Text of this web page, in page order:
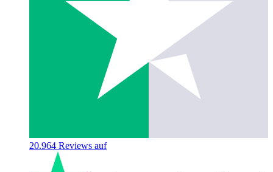
20.964 Reviews auf